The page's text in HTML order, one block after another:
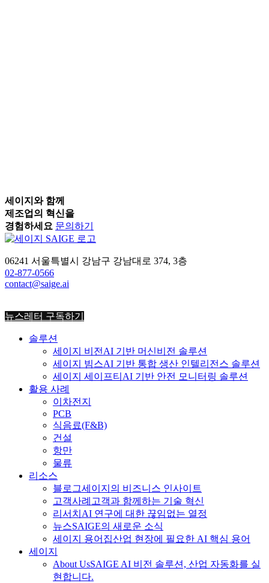
세이지와 함께
제조업의 혁신을
경험하세요 문의하기
06241 서울특별시 강남구 강남대로 374, 3층
02-877-0566
contact@saige.ai
뉴스레터 구독하기
솔루션
세이지 비전 AI 기반 머신비전 솔루션
세이지 빔스AI 기반 통합 생산 인텔리전스 솔루션
세이지 세이프티 AI 기반 안전 모니터링 솔루션
활용 사례
이차전지
PCB
식음료(F&B)
건설
항만
물류
리소스
블로그세이지의 비즈니스 인사이트
고객사례 고객과 함께하는 기술 혁신
리서치 AI 연구에 대한 끊임없는 열정
뉴스SAIGE의 새로운 소식
세이지 용어집산업 현장에 필요한 AI 핵심 용어
세이지
About UsSAIGE AI 비전 솔루션, 산업 자동화를 실
현합니다.